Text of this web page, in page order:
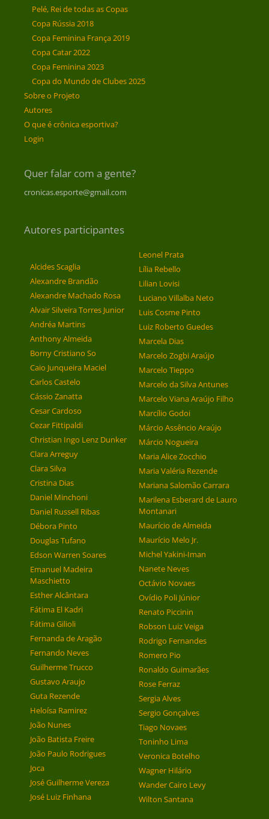
Pelé, Rei de todas as Copas
Copa Rússia 2018
Copa Feminina França 2019
Copa Catar 2022
Copa Feminina 2023
Copa do Mundo de Clubes 2025
Sobre o Projeto
Autores
O que é crônica esportiva?
Login
Quer falar com a gente?
cronicas.esporte@gmail.com
Autores participantes
Alcides Scaglia
Alexandre Brandão
Alexandre Machado Rosa
Alvair Silveira Torres Junior
Andréa Martins
Anthony Almeida
Borny Cristiano So
Caio Junqueira Maciel
Carlos Castelo
Cássio Zanatta
Cesar Cardoso
Cezar Fittipaldi
Christian Ingo Lenz Dunker
Clara Arreguy
Clara Silva
Cristina Dias
Daniel Minchoni
Daniel Russell Ribas
Débora Pinto
Douglas Tufano
Edson Warren Soares
Emanuel Madeira
Maschietto
Esther Alcântara
Fátima El Kadri
Fátima Gilioli
Fernanda de Aragão
Fernando Neves
Guilherme Trucco
Gustavo Araujo
Guta Rezende
Heloísa Ramirez
João Nunes
João Batista Freire
João Paulo Rodrigues
Joca
José Guilherme Vereza
José Luiz Finhana
Leonel Prata
Lília Rebello
Lilian Lovisi
Luciano Villalba Neto
Luis Cosme Pinto
Luiz Roberto Guedes
Marcela Dias
Marcelo Zogbi Araújo
Marcelo Tieppo
Marcelo da Silva Antunes
Marcelo Viana Araújo Filho
Marcílio Godoi
Márcio Assêncio Araújo
Márcio Nogueira
Maria Alice Zocchio
Maria Valéria Rezende
Mariana Salomão Carrara
Marilena Esberard de Lauro
Montanari
Maurício de Almeida
Maurício Melo Jr.
Michel Yakini-Iman
Nanete Neves
Octávio Novaes
Ovídio Poli Júnior
Renato Piccinin
Robson Luiz Veiga
Rodrigo Fernandes
Romero Pio
Ronaldo Guimarães
Rose Ferraz
Sergia Alves
Sergio Gonçalves
Tiago Novaes
Toninho Lima
Veronica Botelho
Wagner Hilário
Wander Cairo Levy
Wilton Santana